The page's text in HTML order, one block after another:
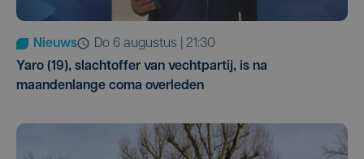
Nieuws
do 6 augustus | 21:30
Yaro (19), slachtoffer van vechtpartij, is na
maandenlange coma overleden